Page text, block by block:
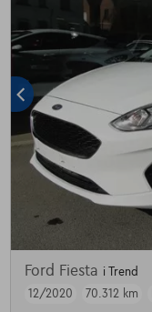
Ford Fiesta i Trend
12/2020
70.312 km